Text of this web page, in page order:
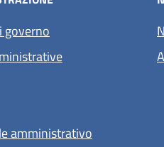
governo
amministrativo